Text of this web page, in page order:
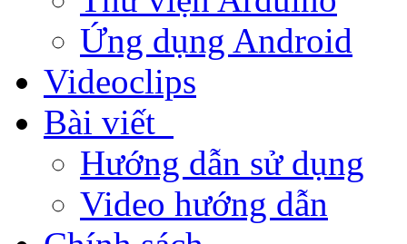
Ứng dụng Android
Videoclips
Bài viết
Hướng dẫn sử dụng
Video hướng dẫn